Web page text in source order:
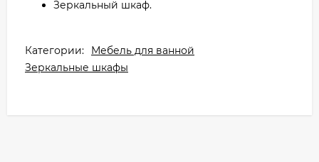
Зеркальный шкаф.
Категории:
Мебель для ванной
Зеркальные шкафы